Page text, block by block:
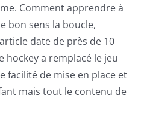
Comment apprendre à
bon sens la boucle,
date de près de 10
hockey a remplacé le jeu
facilité de mise en place et
mais tout le contenu de